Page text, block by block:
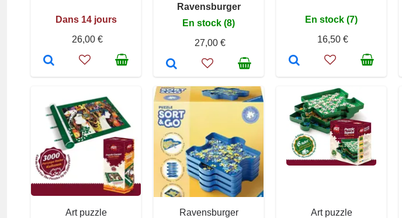
Dans 14 jours
26,00 €
Ravensburger
En stock (8)
27,00 €
En stock (7)
16,50 €
Art puzzle
Ravensburger Art puzzle